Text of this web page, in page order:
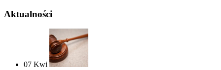
Aktualności
07 Kwi